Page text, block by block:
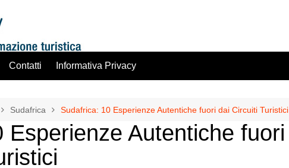
Contatti Informativa Privacy
Sudafrica Sudafrica: 10 Esperienze Autentiche fuori dai Circuiti Turistici
Esperienze Autentiche fuori